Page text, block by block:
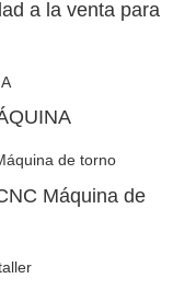
a la venta para
Máquina de